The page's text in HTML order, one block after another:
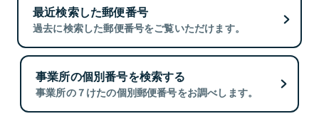
最近検索した郵便番号
過去に検索した郵便番号をご覧いただけます。
事業所の個別番号を検索する
事業所の７けたの個別郵便番号をお調べします。